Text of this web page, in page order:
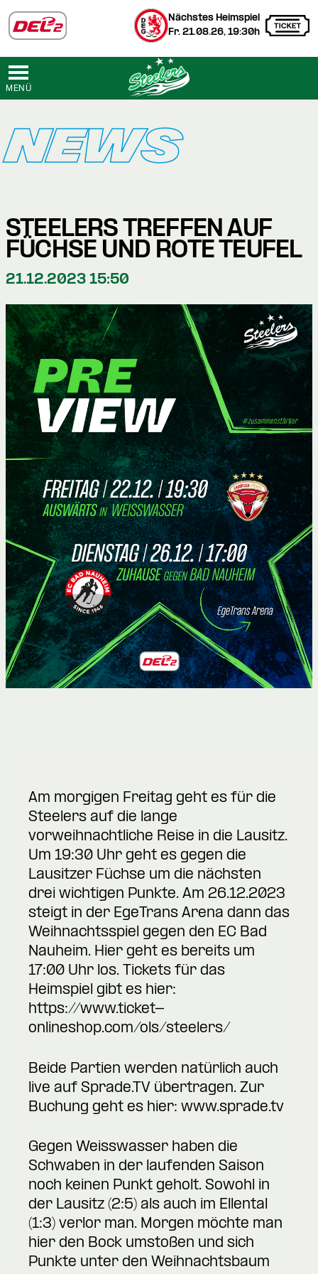
Nächstes Heimspiel
Fr. 21.08.26, 19:30h
MENÜ
NEWS
STEELERS TREFFEN AUF
FÜCHSE UND ROTE TEUFEL
21.12.2023 15:50
Am morgigen Freitag geht es für die
Steelers auf die lange
vorweihnachtliche Reise in die Lausitz.
Um 19:30 Uhr geht es gegen die
Lausitzer Füchse um die nächsten
drei wichtigen Punkte. Am 26.12.2023
steigt in der EgeTrans Arena dann das
Weihnachtsspiel gegen den EC Bad
Nauheim. Hier geht es bereits um
17:00 Uhr los. Tickets für das
Heimspiel gibt es hier:
https://www.ticket-
onlineshop.com/ols/steelers/
Beide Partien werden natürlich auch
live auf Sprade.TV übertragen. Zur
Buchung geht es hier: www.sprade.tv
Gegen Weisswasser haben die
Schwaben in der laufenden Saison
noch keinen Punkt geholt. Sowohl in
der Lausitz (2:5) als auch im Ellental
(1:3) verlor man. Morgen möchte man
hier den Bock umstoßen und sich
Punkte unter den Weihnachtsbaum